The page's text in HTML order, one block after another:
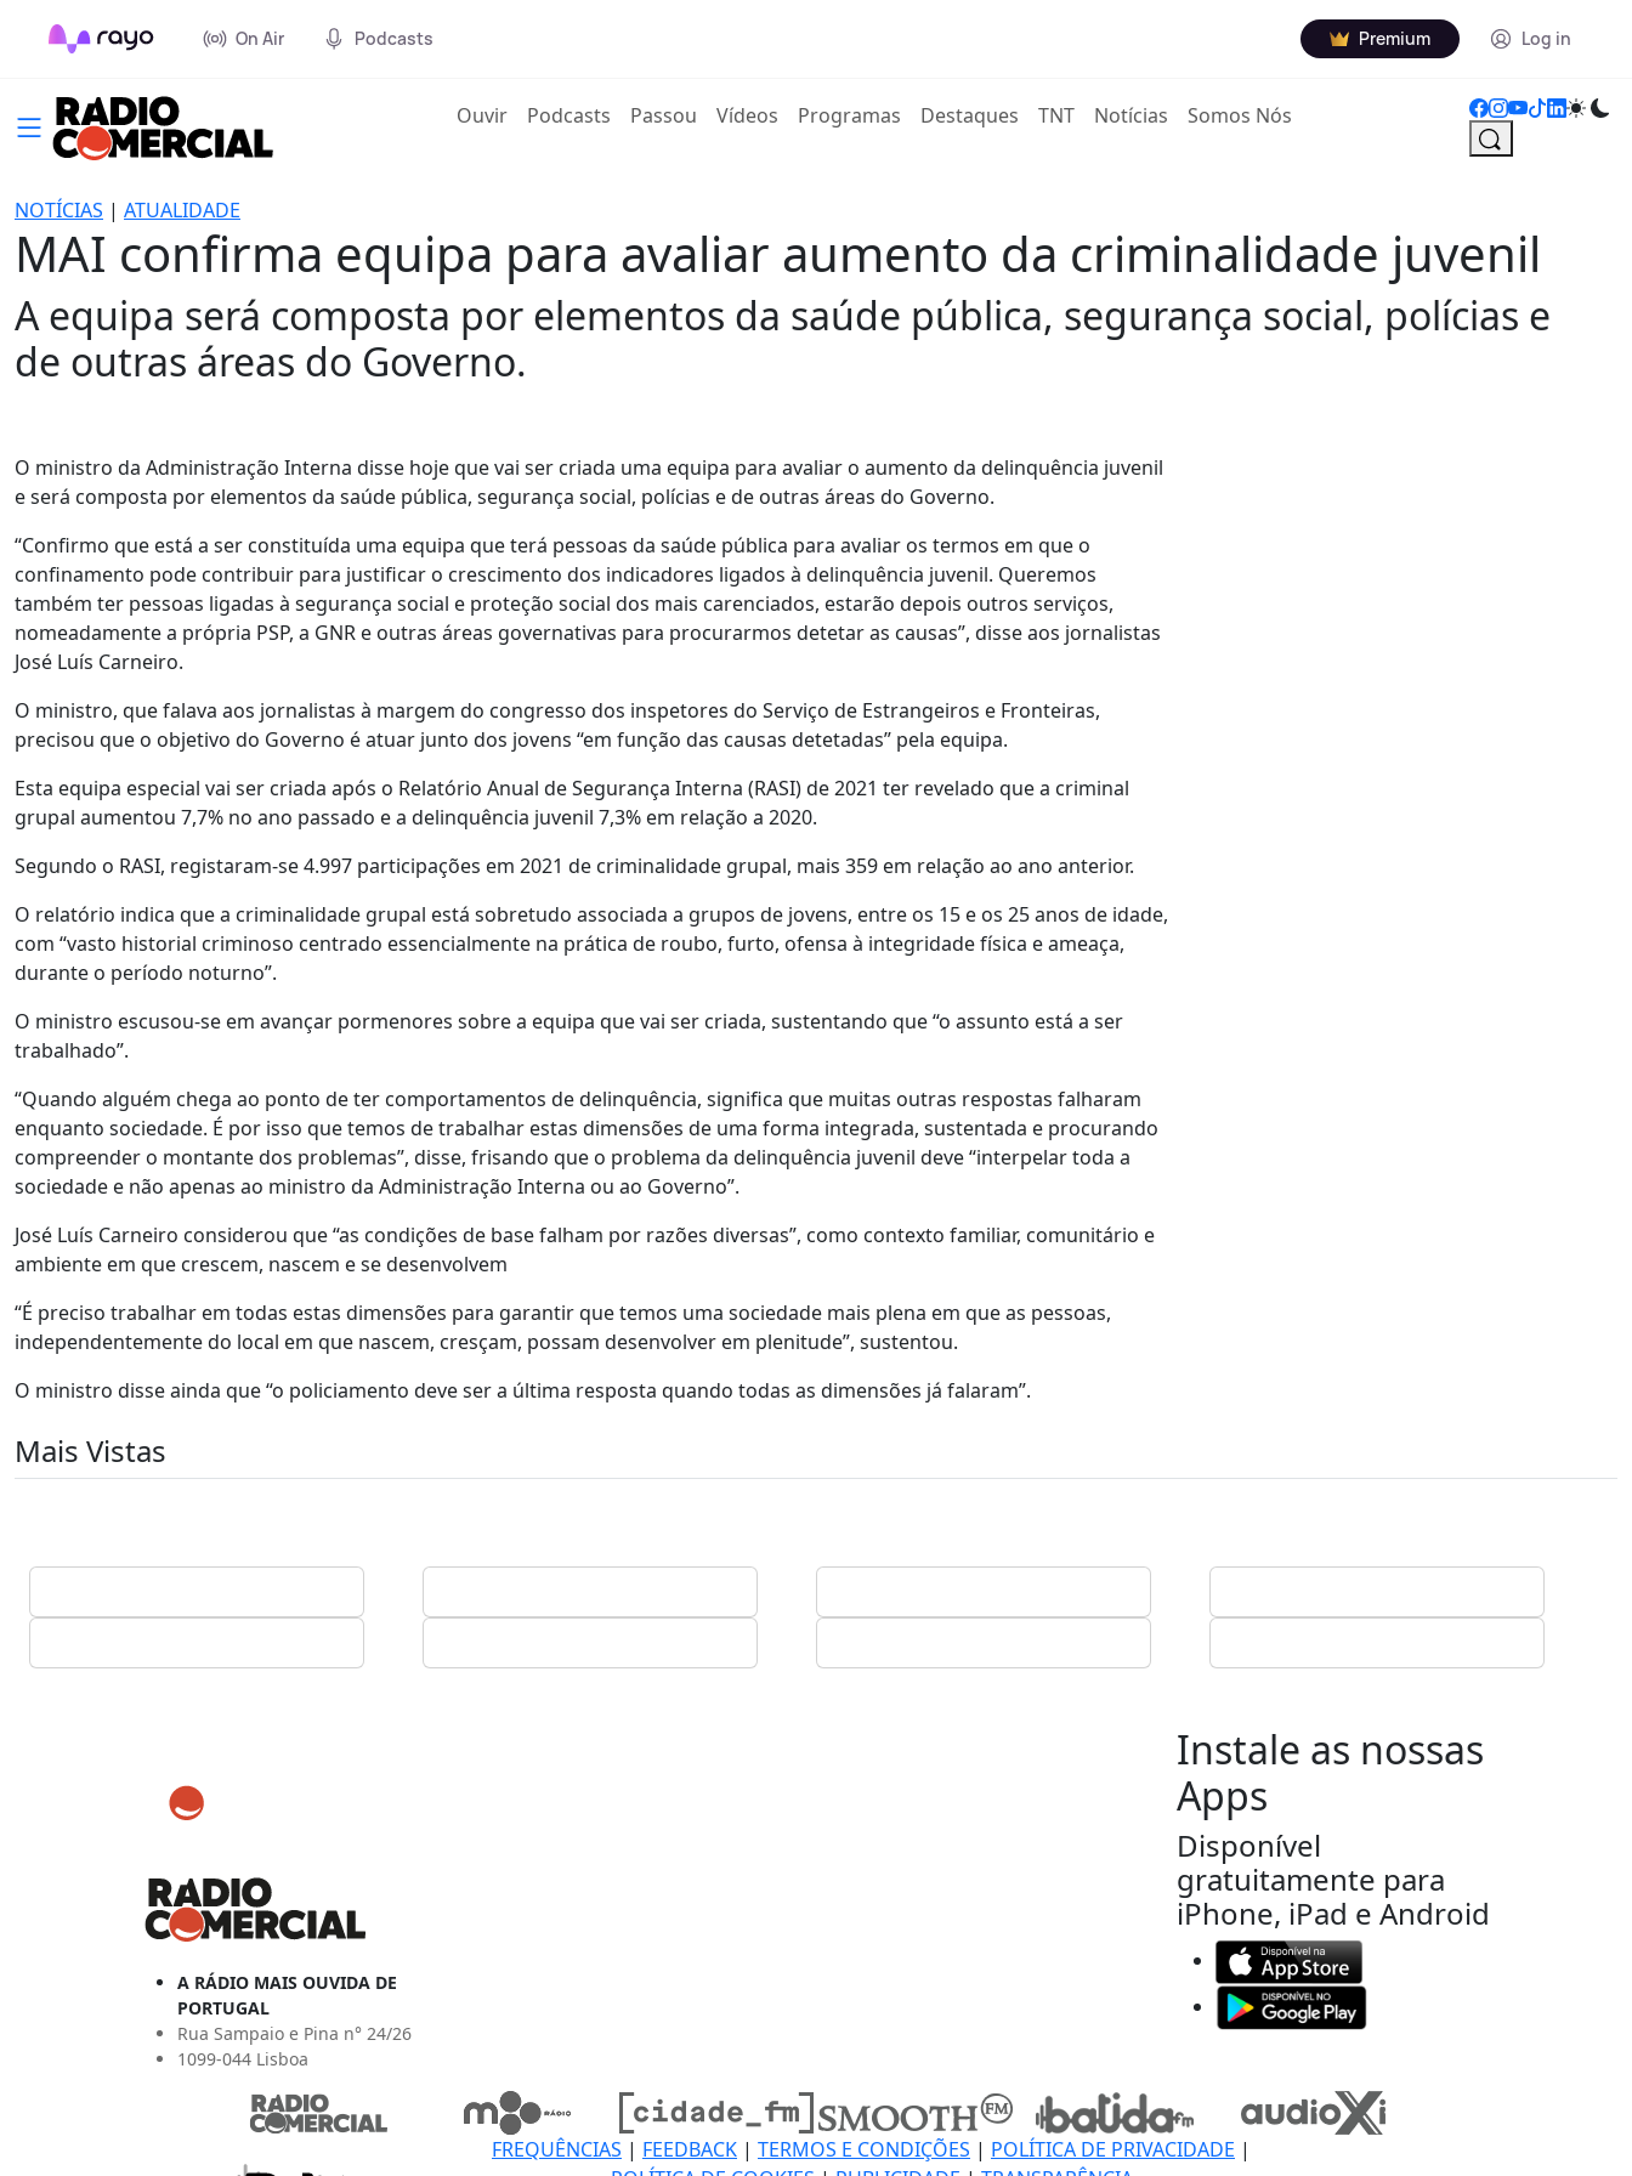
On Air Podcasts Premium Log in
Ouvir(current)
Podcasts Passou Vídeos Programas Destaques TNT Notícias Somos Nós
NOTÍCIAS | ATUALIDADE
MAI confirma equipa para avaliar aumento da criminalidade juvenil
A equipa será composta por elementos da saúde pública, segurança social, polícias e
de outras áreas do Governo.
O ministro da Administração Interna disse hoje que vai ser criada uma equipa para avaliar o aumento da delinquência juvenil
e será composta por elementos da saúde pública, segurança social, polícias e de outras áreas do Governo.
“Confirmo que está a ser constituída uma equipa que terá pessoas da saúde pública para avaliar os termos em que o
confinamento pode contribuir para justificar o crescimento dos indicadores ligados à delinquência juvenil. Queremos
também ter pessoas ligadas à segurança social e proteção social dos mais carenciados, estarão depois outros serviços,
nomeadamente a própria PSP, a GNR e outras áreas governativas para procurarmos detetar as causas”, disse aos jornalistas
José Luís Carneiro.
O ministro, que falava aos jornalistas à margem do congresso dos inspetores do Serviço de Estrangeiros e Fronteiras,
precisou que o objetivo do Governo é atuar junto dos jovens “em função das causas detetadas” pela equipa.
Esta equipa especial vai ser criada após o Relatório Anual de Segurança Interna (RASI) de 2021 ter revelado que a criminal
grupal aumentou 7,7% no ano passado e a delinquência juvenil 7,3% em relação a 2020.
Segundo o RASI, registaram-se 4.997 participações em 2021 de criminalidade grupal, mais 359 em relação ao ano anterior.
O relatório indica que a criminalidade grupal está sobretudo associada a grupos de jovens, entre os 15 e os 25 anos de idade,
com “vasto historial criminoso centrado essencialmente na prática de roubo, furto, ofensa à integridade física e ameaça,
durante o período noturno”.
O ministro escusou-se em avançar pormenores sobre a equipa que vai ser criada, sustentando que “o assunto está a ser
trabalhado”.
“Quando alguém chega ao ponto de ter comportamentos de delinquência, significa que muitas outras respostas falharam
enquanto sociedade. É por isso que temos de trabalhar estas dimensões de uma forma integrada, sustentada e procurando
compreender o montante dos problemas”, disse, frisando que o problema da delinquência juvenil deve “interpelar toda a
sociedade e não apenas ao ministro da Administração Interna ou ao Governo”.
José Luís Carneiro considerou que “as condições de base falham por razões diversas”, como contexto familiar, comunitário e
ambiente em que crescem, nascem e se desenvolvem
“É preciso trabalhar em todas estas dimensões para garantir que temos uma sociedade mais plena em que as pessoas,
independentemente do local em que nascem, cresçam, possam desenvolver em plenitude”, sustentou.
O ministro disse ainda que “o policiamento deve ser a última resposta quando todas as dimensões já falaram”.
Mais Vistas
A RÁDIO MAIS OUVIDA DE
PORTUGAL
Rua Sampaio e Pina n° 24/26
1099-044 Lisboa
Instale as nossas
Apps
Disponível
gratuitamente para
iPhone, iPad e Android
FREQUÊNCIAS | FEEDBACK | TERMOS E CONDIÇÕES | POLÍTICA DE PRIVACIDADE |